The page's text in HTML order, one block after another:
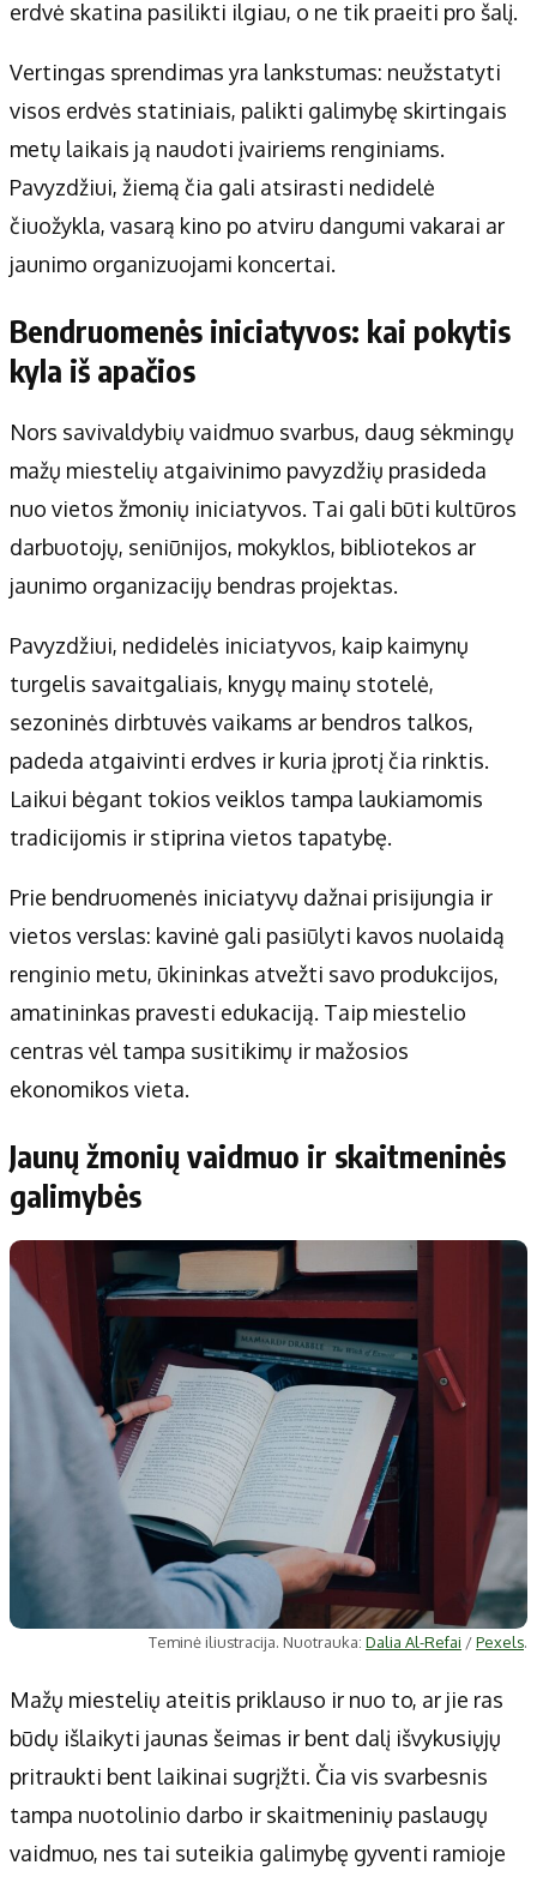
erdvė skatina pasilikti ilgiau, o ne tik praeiti pro šalį.
Vertingas sprendimas yra lankstumas: neužstatyti
visos erdvės statiniais, palikti galimybę skirtingais
metų laikais ją naudoti įvairiems renginiams.
Pavyzdžiui, žiemą čia gali atsirasti nedidelė
čiuožykla, vasarą kino po atviru dangumi vakarai ar
jaunimo organizuojami koncertai.
Bendruomenės iniciatyvos: kai pokytis
kyla iš apačios
Nors savivaldybių vaidmuo svarbus, daug sėkmingų
mažų miestelių atgaivinimo pavyzdžių prasideda
nuo vietos žmonių iniciatyvos. Tai gali būti kultūros
darbuotojų, seniūnijos, mokyklos, bibliotekos ar
jaunimo organizacijų bendras projektas.
Pavyzdžiui, nedidelės iniciatyvos, kaip kaimynų
turgelis savaitgaliais, knygų mainų stotelė,
sezoninės dirbtuvės vaikams ar bendros talkos,
padeda atgaivinti erdves ir kuria įprotį čia rinktis.
Laikui bėgant tokios veiklos tampa laukiamomis
tradicijomis ir stiprina vietos tapatybę.
Prie bendruomenės iniciatyvų dažnai prisijungia ir
vietos verslas: kavinė gali pasiūlyti kavos nuolaidą
renginio metu, ūkininkas atvežti savo produkcijos,
amatininkas pravesti edukaciją. Taip miestelio
centras vėl tampa susitikimų ir mažosios
ekonomikos vieta.
Jaunų žmonių vaidmuo ir skaitmeninės
galimybės
Teminė iliustracija. Nuotrauka: Dalia Al-Refai /Pexels.
Mažų miestelių ateitis priklauso ir nuo to, ar jie ras
būdų išlaikyti jaunas šeimas ir bent dalį išvykusiųjų
pritraukti bent laikinai sugrįžti. Čia vis svarbesnis
tampa nuotolinio darbo ir skaitmeninių paslaugų
vaidmuo, nes tai suteikia galimybę gyventi ramioje